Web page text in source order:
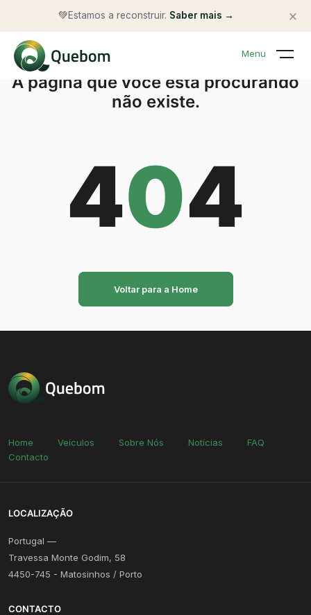
💚Estamos a reconstruir. Saber mais → ×
Menu
A página que você está procurando
não existe.
404
Voltar para a Home
Home Veículos Sobre Nós Notícias
FAQ
Contacto
LOCALIZAÇÃO
Portugal —
Travessa Monte Godim, 58
4450-745 - Matosinhos / Porto
CONTACTO